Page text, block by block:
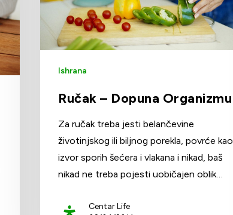
Ishrana
Ručak – Dopuna Organizmu
Za ručak treba jesti belančevine
životinjskog ili biljnog porekla, povrće kao
izvor sporih šećera i vlakana i nikad, baš
nikad ne treba pojesti uobičajen oblik…
Centar Life